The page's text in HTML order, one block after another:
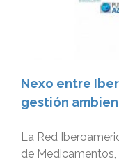
Nexo entre
gestión
La Red
de